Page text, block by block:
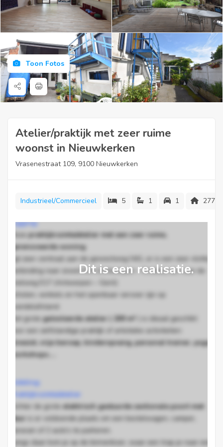
Toon Fotos
Atelier/praktijk met zeer ruime
woonst in Nieuwkerken
Vrasenestraat 109, 9100 Nieuwkerken
Industrieel/Commercieel 5 1 1 277
Dit is een realisatie.
Ligging:
Dezepraktijkruimte/atelier met een zeer ruime,
gerenoveerde woning
ligt zeer centraal aan de gewestweg N41, er is een zeer vlotte
verbinding naar zowel E34 (Antwerpen – Knokke) als naar de
snelweg E17 (Antwerpen – Gent)
scholen, winkels en het openbaar vervoer zijn op
wandelafstand.
Het grotegeïsoleerde atelier ( 200 m²
) is ideaal geschikt
voor een zelfstandige praktijk of artistieke activiteiten:
kinesist, vrije beroep, kinderopvang, personal trainer, yoga,
workshops….
Indeling:
Praktijkruimte/atelier
Achter de groteelektrisch gestuurde sectionale poort met
deur
is er voldoende plaats om een bestelwagen, camper,
caravan of 2 auto’s te parkeren.
Langs daar kom je op de binnenkoer, waar een trap je naar een